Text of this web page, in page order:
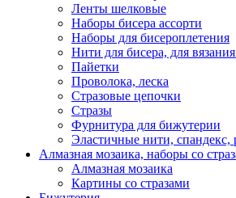
Ленты шелковые
Наборы бисера ассорти
Наборы для бисероплетения
Нити для бисера, для
Пайетки
Проволока, леска
Стразовые цепочки
Стразы
Фурнитура для бижутерии
Эластичные нити, спандекс,
Алмазная мозаика, наборы со
Алмазная мозаика
Картины co стразами